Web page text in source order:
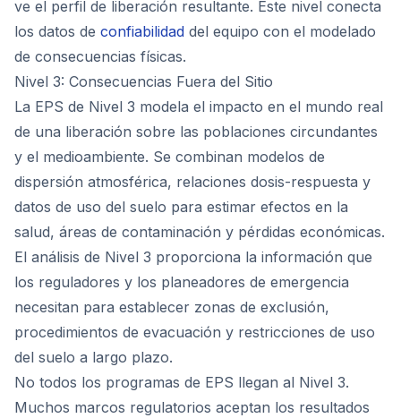
ve el perfil de liberación resultante. Este nivel conecta
los datos de confiabilidad del equipo con el modelado
de consecuencias físicas.
Nivel 3: Consecuencias Fuera del Sitio
La EPS de Nivel 3 modela el impacto en el mundo real
de una liberación sobre las poblaciones circundantes
y el medioambiente. Se combinan modelos de
dispersión atmosférica, relaciones dosis-respuesta y
datos de uso del suelo para estimar efectos en la
salud, áreas de contaminación y pérdidas económicas.
El análisis de Nivel 3 proporciona la información que
los reguladores y los planeadores de emergencia
necesitan para establecer zonas de exclusión,
procedimientos de evacuación y restricciones de uso
del suelo a largo plazo.
No todos los programas de EPS llegan al Nivel 3.
Muchos marcos regulatorios aceptan los resultados